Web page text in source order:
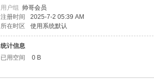
用户组 帅哥会员
注册时间
2025-7-2 05:39 AM
所在时区
使用系统默认
统计信息
已用空间
0 B